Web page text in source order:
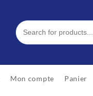
Mon compte Panier